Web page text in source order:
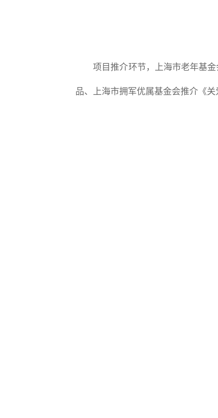
项目推介环节，上海市老年基金
品、上海市拥军优属基金会推介《